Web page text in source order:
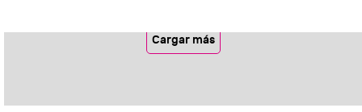
Cargar más